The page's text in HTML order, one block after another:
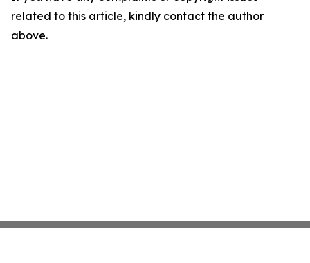
related to this article, kindly contact the author
above.